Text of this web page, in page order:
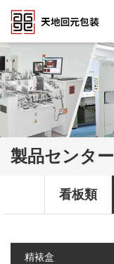
製品センター
看板類
精裱盒